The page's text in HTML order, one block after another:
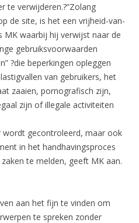
te verwijderen.?”Zolang
de site, is het een vrijheid-van-
MK waarbij hij verwijst naar de
gebruiksvoorwaarden
?die beperkingen opleggen
van gebruikers, het
zaaien, pornografisch zijn,
zijn of illegale activiteiten
wordt gecontroleerd, maar ook
in het handhavingsproces
te melden, geeft MK aan.
aan het fijn te vinden om
te spreken zonder